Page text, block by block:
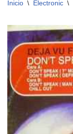
Inicio \ Electronic \